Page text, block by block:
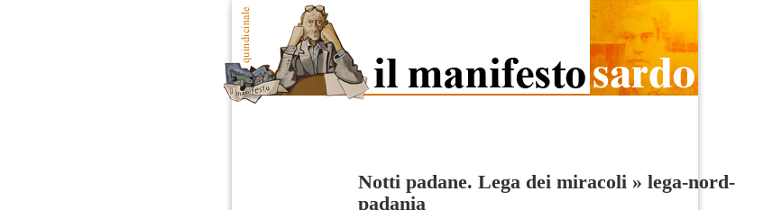
Notti padane. Lega dei miracoli » lega-nord-
padania